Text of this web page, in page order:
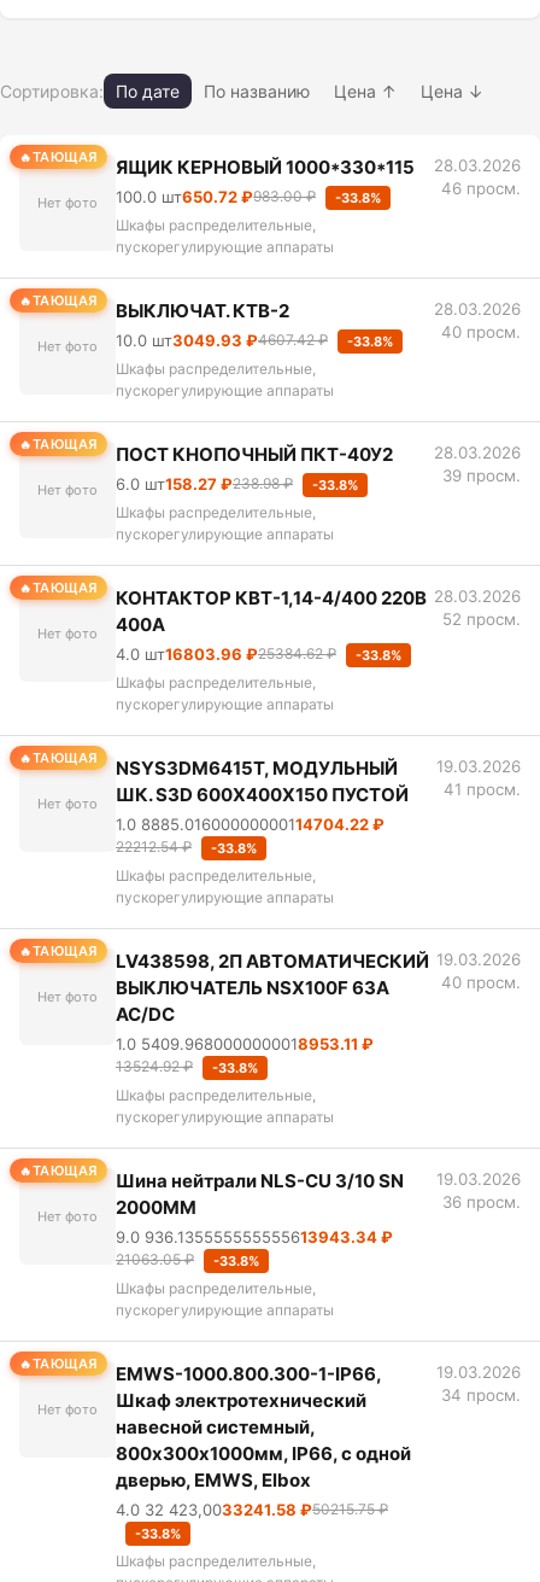
Сортировка: По дате По названию Цена ↑ Цена ↓
ТАЮЩАЯ
Нет фото
ЯЩИК КЕРНОВЫЙ 1000*330*115
100.0 шт650.72 ₽983.00 ₽ -33.8%
Шкафы распределительные,
пускорегулирующие аппараты
28.03.2026
46 просм.
ТАЮЩАЯ
Нет фото
ВЫКЛЮЧАТ. КТВ-2
10.0 шт3049.93 ₽4607.42 ₽ -33.8%
Шкафы распределительные,
пускорегулирующие аппараты
28.03.2026
40 просм.
ТАЮЩАЯ
Нет фото
ПОСТ КНОПОЧНЫЙ ПКТ-40У2
6.0 шт158.27 ₽238.98 ₽ -33.8%
Шкафы распределительные,
пускорегулирующие аппараты
28.03.2026
39 просм.
ТАЮЩАЯ
Нет фото
КОНТАКТОР КВТ-1,14-4/400 220В
400А
4.0 шт16803.96 ₽25384.62 ₽ -33.8%
Шкафы распределительные,
пускорегулирующие аппараты
28.03.2026
52 просм.
ТАЮЩАЯ
Нет фото
NSYS3DM6415T, МОДУЛЬНЫЙ
ШК. S3D 600Х400Х150 ПУСТОЙ
1.0 8885.01600000000114704.22 ₽
22212.54 ₽ -33.8%
Шкафы распределительные,
пускорегулирующие аппараты
19.03.2026
41 просм.
ТАЮЩАЯ
Нет фото
LV438598, 2П АВТОМАТИЧЕСКИЙ
ВЫКЛЮЧАТЕЛЬ NSX100F 63A
AC/DC
1.0 5409.9680000000018953.11 ₽
13524.92 ₽ -33.8%
Шкафы распределительные,
пускорегулирующие аппараты
19.03.2026
40 просм.
ТАЮЩАЯ
Нет фото
Шина нейтрали NLS-CU 3/10 SN
2000MM
9.0 936.135555555555613943.34 ₽
21063.05 ₽ -33.8%
Шкафы распределительные,
пускорегулирующие аппараты
19.03.2026
36 просм.
ТАЮЩАЯ
Нет фото
EMWS-1000.800.300-1-IP66,
Шкаф электротехнический
навесной системный,
800х300х1000мм, IP66, с одной
дверью, EMWS, Elbox
4.0 32 423,0033241.58 ₽50215.75 ₽
-33.8%
Шкафы распределительные,
19.03.2026
34 просм.